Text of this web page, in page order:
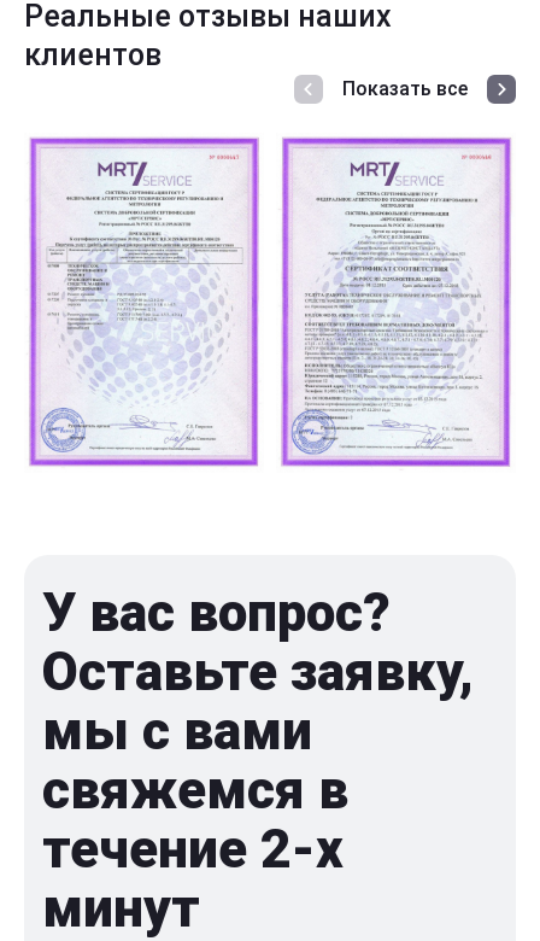
Реальные отзывы наших
клиентов
Показать все
У вас вопрос?
Оставьте заявку,
мы с вами
свяжемся в
течение 2-x
минут